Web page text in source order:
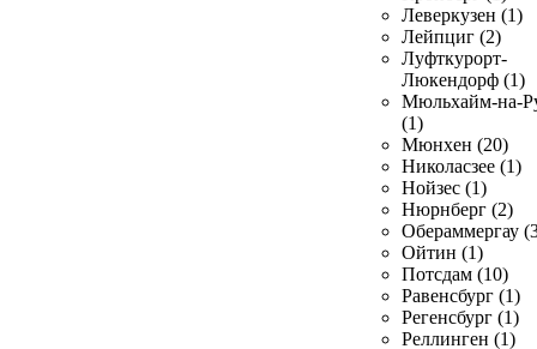
Леверкузен (1)
Лейпциг (2)
Луфткурорт-
Люкендорф (1)
Мюльхайм-на-
(1)
Мюнхен (20)
Николасзее (1)
Нойзес (1)
Нюрнберг (2)
Обераммергау
Ойтин (1)
Потсдам (10)
Равенсбург (1)
Регенсбург (1)
Реллинген (1)